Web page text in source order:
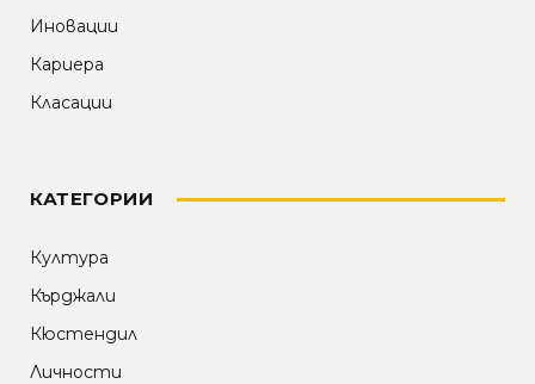
Иновации
Кариера
Класации
КАТЕГОРИИ
Култура
Кърджали
Кюстендил
Личности